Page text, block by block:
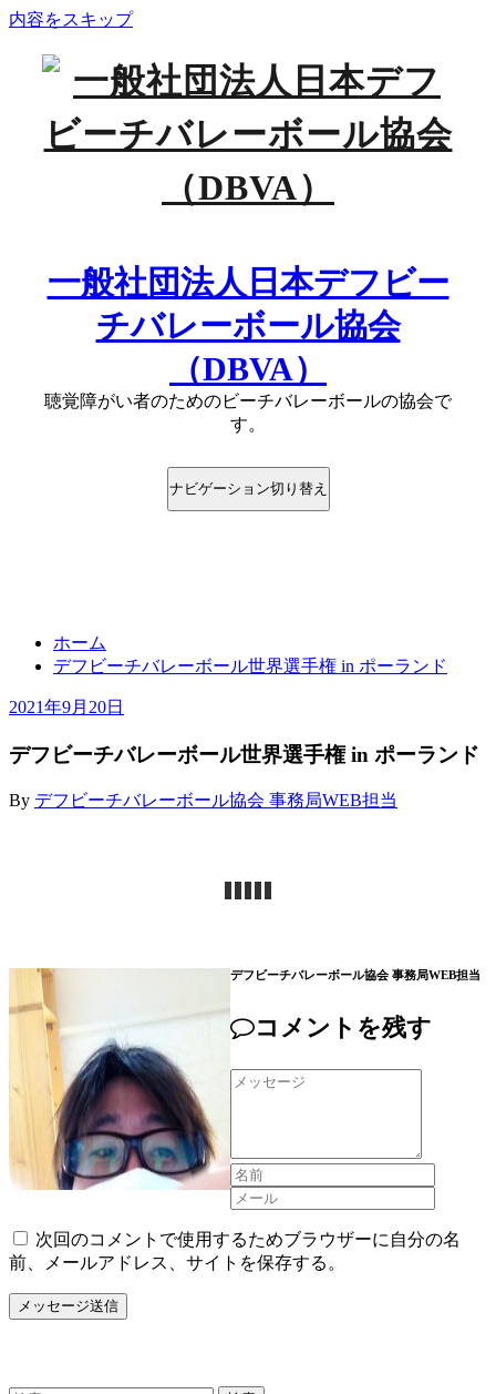
内容をスキップ
一般社団法人日本デフビー
チバレーボール協会
（DBVA）
聴覚障がい者のためのビーチバレーボールの協会で
す。
ナビゲーション切り替え
ホーム
デフビーチバレーボール世界選手権 in ポーランド
2021年9月20日
デフビーチバレーボール世界選手権 in ポーランド
By デフビーチバレーボール協会 事務局WEB担当
デフビーチバレーボール協会 事務局WEB担当
コメントを残す
次回のコメントで使用するためブラウザーに自分の名
前、メールアドレス、サイトを保存する。